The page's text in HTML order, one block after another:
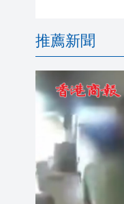
推薦新聞